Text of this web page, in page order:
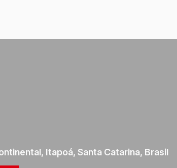
, Itapoá, Santa Catarina, Brasil